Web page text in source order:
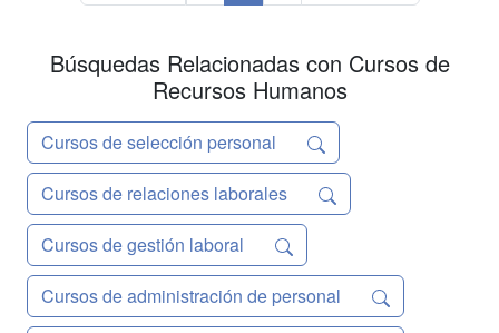
Búsquedas Relacionadas con Cursos de
Recursos Humanos
Cursos de selección personal
Cursos de relaciones laborales
Cursos de gestión laboral
Cursos de administración de personal